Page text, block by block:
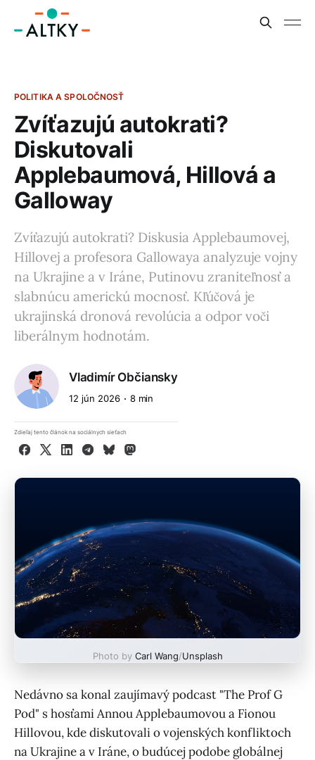
POLITIKA A SPOLOČNOSŤ
Zvíťazujú autokrati?
Diskutovali
Applebaumová, Hillová a
Galloway
Zvíťazujú autokrati? Diskusia Applebaumovej,
Hillovej a profesora Gallowaya analyzuje vojny
na Ukrajine a v Iráne, Putinovu zraniteľnosť a
slabnúcu americkú mocnosť. Kľúčová je
ukrajinská dronová revolúcia a odpor voči
liberálnym hodnotám.
Vladimír Občiansky
12 jún 2026 8 min
Zdieľaj tento článok na sociálnych sieťach
Facebook
X LinkedInTelegram
BlueskyMastodon
Photo by Carl Wang/Unsplash
Nedávno sa konal zaujímavý podcast "The Prof G
Pod" s hosťami Annou Applebaumovou a Fionou
Hillovou, kde diskutovali o vojenských konfliktoch
na Ukrajine a v Iráne, o budúcej podobe globálnej